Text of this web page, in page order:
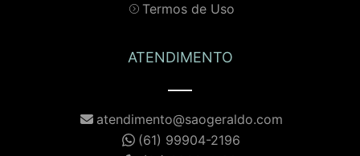
Termos de Uso
ATENDIMENTO
atendimento@saogeraldo.com
(61) 99904-2196